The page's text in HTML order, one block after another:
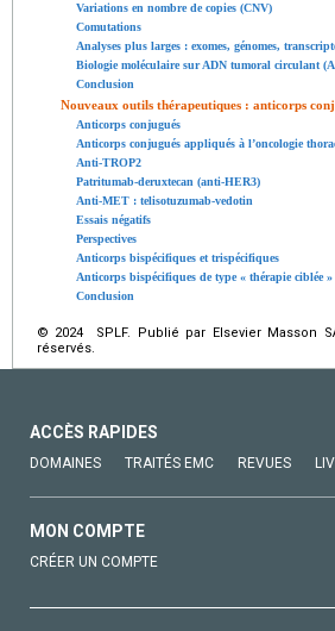
Variations en nombre de copies (CNV)
Comutations
Analyses plus larges : exomes, génomes,
Biologie moléculaire sur ADN tumoral circulant
Conclusion
Nouveaux outils thérapeutiques : anticorps
Anticorps conjugués
Anticorps conjugués appliqués à l’oncologie
Anti-TROP2
Patritumab-deruxtecan (anti-HER3)
Anti-MET : telisotuzumab-vedotin
Essais négatifs
Perspectives
Anticorps bispécifiques et trispécifiques
Anticorps bispécifiques de type « thérapie ciblée »
Conclusion
© 2024 SPLF. Publié par Elsevier Masson
réservés.
ACCÈS RAPIDES
DOMAINES TRAITÉS EMC REVUES
MON COMPTE
CRÉER UN COMPTE